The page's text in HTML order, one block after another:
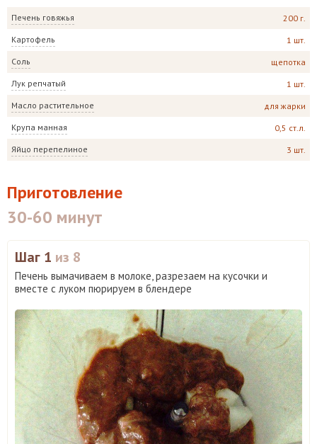
Печень говяжья 200 г.
Картофель 1 шт.
Соль щепотка
Лук репчатый 1 шт.
Масло растительное для жарки
Крупа манная 0,5 ст.л.
Яйцо перепелиное 3 шт.
Приготовление
30-60 минут
Шаг 1 из 8
Печень вымачиваем в молоке, разрезаем на кусочки и
вместе с луком пюрируем в блендере